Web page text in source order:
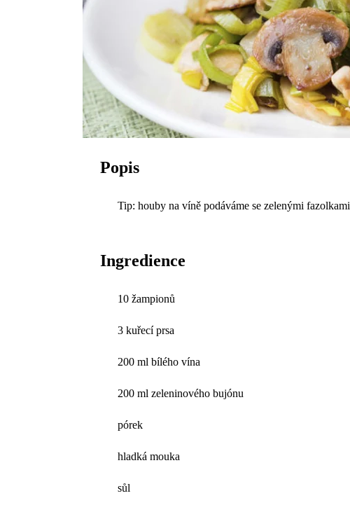
Popis
Tip: houby na víně podáváme se zelenými fazolkami
Ingredience
10 žampionů
3 kuřecí prsa
200 ml bílého vína
200 ml zeleninového bujónu
pórek
hladká mouka
sůl